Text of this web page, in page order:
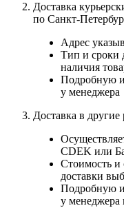
Доставка
по Санкт-
Адрес
Тип и сроки
наличия
Подробную
у менеджера
Доставка в
CDEK или
Стоимость и
доставки
Подробную
у менеджера